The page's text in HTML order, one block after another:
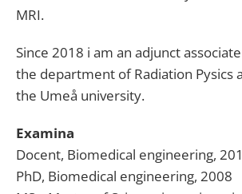
MRI.
Since 2018 i am an adjunct
the department of Radiation Pysics
the Umeå university.
Examina
Docent, Biomedical engineering,
PhD, Biomedical engineering, 2008